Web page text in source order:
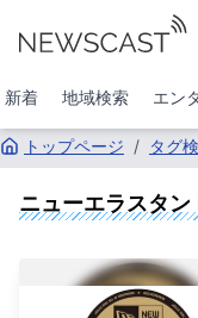
新着 地域検索 エン
トップページ / タグ
ニューエラスタン